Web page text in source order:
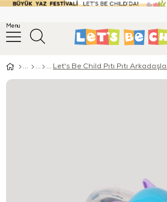
Menu
Let's Be Child Pıtı Pıtı